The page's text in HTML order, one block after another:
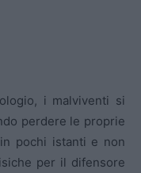
i malviventi si
perdere le proprie
pochi istanti e non
per il difensore